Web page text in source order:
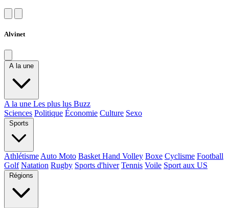
Alvinet
A la une
A la une Les plus lus Buzz
Sciences Politique Économie Culture Sexo
Sports
Athlétisme Auto Moto Basket Hand Volley Boxe Cyclisme Football
Golf Natation Rugby Sports d'hiver Tennis Voile Sport aux US
Régions